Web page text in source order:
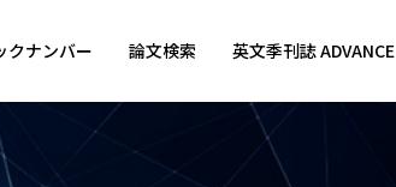
クナンバー 論文検索 英文季刊誌 ADVANCE